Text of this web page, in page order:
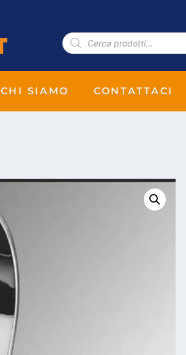
CHI SIAMO CONTATTACI